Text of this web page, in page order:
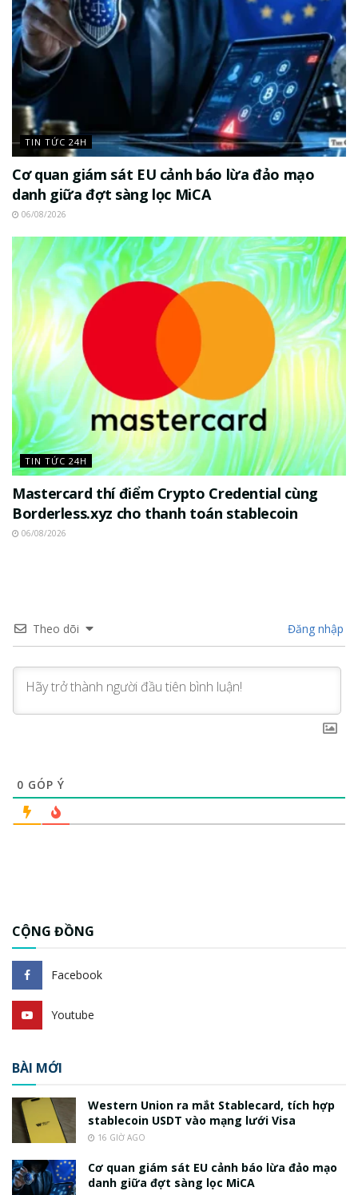
TIN TỨC 24H
Cơ quan giám sát EU cảnh báo lừa đảo mạo
danh giữa đợt sàng lọc MiCA
06/08/2026
TIN TỨC 24H
Mastercard thí điểm Crypto Credential cùng
Borderless.xyz cho thanh toán stablecoin
06/08/2026
Theo dõi Đăng nhập
0 GÓP Ý
CỘNG ĐỒNG
Facebook
Youtube
BÀI MỚI
Western Union ra mắt Stablecard, tích hợp
stablecoin USDT vào mạng lưới Visa
16 GIỜ AGO
Cơ quan giám sát EU cảnh báo lừa đảo mạo
danh giữa đợt sàng lọc MiCA